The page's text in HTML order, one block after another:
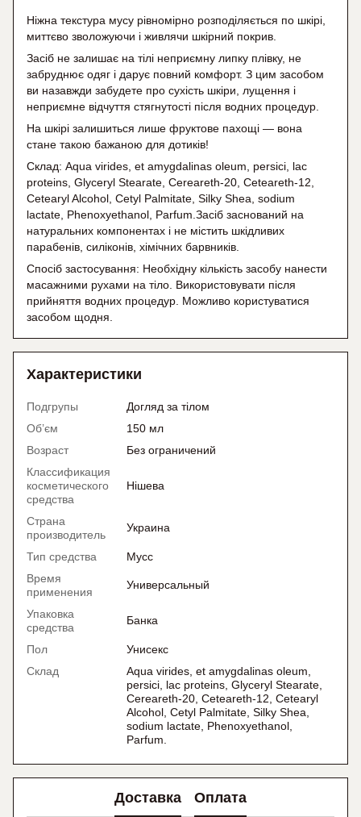
Ніжна текстура мусу рівномірно розподіляється по шкірі,
миттєво зволожуючи і живлячи шкірний покрив.
Засіб не залишає на тілі неприємну липку плівку, не
забруднює одяг і дарує повний комфорт. З цим засобом
ви назавжди забудете про сухість шкіри, лущення і
неприємне відчуття стягнутості після водних процедур.
На шкірі залишиться лише фруктове пахощі — вона
стане такою бажаною для дотиків!
Склад: Aqua virides, et amygdalinas oleum, persici, lac
proteins, Glyceryl Stearate, Cereareth-20, Ceteareth-12,
Cetearyl Alcohol, Cetyl Palmitate, Silky Shea, sodium
lactate, Phenoxyethanol, Parfum.Засіб заснований на
натуральних компонентах і не містить шкідливих
парабенів, силіконів, хімічних барвників.
Спосіб застосування: Необхідну кількість засобу нанести
масажними рухами на тіло. Використовувати після
прийняття водних процедур. Можливо користуватися
засобом щодня.
Характеристики
Подгрупы
Догляд за тілом
Об’єм
150 мл
Возраст
Без ограничений
Классификация
косметического
средства
Нішева
Страна
производитель
Украина
Тип средства
Мусс
Время
применения
Универсальный
Упаковка
средства
Банка
Пол
Унисекс
Склад
Aqua virides, et amygdalinas oleum,
persici, lac proteins, Glyceryl Stearate,
Cereareth-20, Ceteareth-12, Cetearyl
Alcohol, Cetyl Palmitate, Silky Shea,
sodium lactate, Phenoxyethanol,
Parfum.
Доставка Оплата